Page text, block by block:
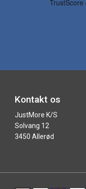
Kontakt os
JustMore K/S
Solvang 12
3450 Allerød